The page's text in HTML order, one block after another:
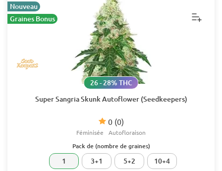
Nouveau
Graines Bonus
Super Sangria Skunk Autoflower (Seedkeepers)
0 (0)
26 - 28% THC
Féminisée Autofloraison
Pack de (nombre de graines)
1 3+1 5+2 10+4